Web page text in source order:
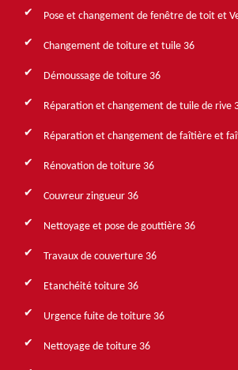
Pose et changement de fenêtre de toit et
Changement de toiture et tuile 36
Démoussage de toiture 36
Réparation et changement de tuile de rive
Réparation et changement de faîtière et
Rénovation de toiture 36
Couvreur zingueur 36
Nettoyage et pose de gouttière 36
Travaux de couverture 36
Etanchéité toiture 36
Urgence fuite de toiture 36
Nettoyage de toiture 36